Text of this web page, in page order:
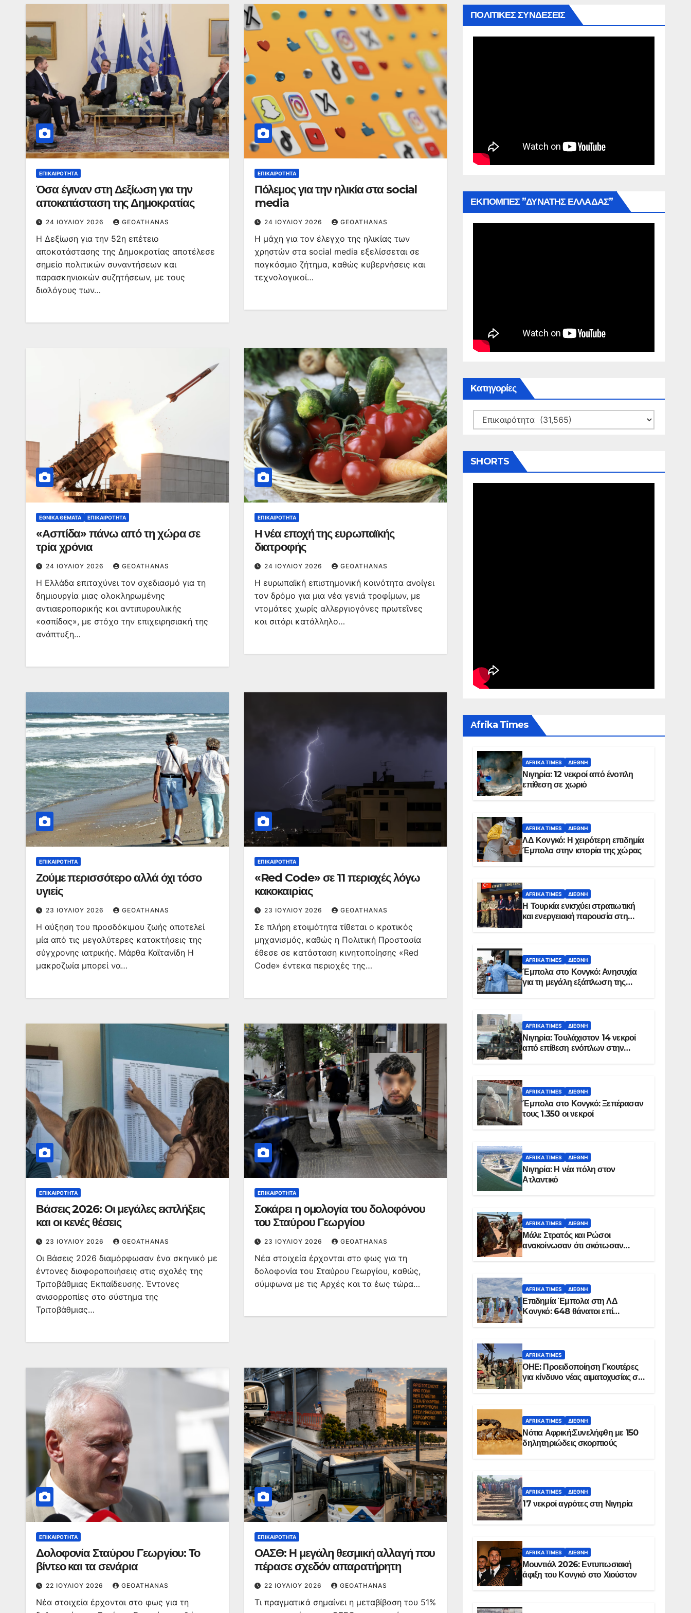
ΕΠΙΚΑΙΡΌΤΗΤΑ
Όσα έγιναν στη Δεξίωση για την
αποκατάσταση της Δημοκρατίας
24 ΙΟΥΛΊΟΥ 2026 GEOATHANAS
Η Δεξίωση για την 52η επέτειο
αποκατάστασης της Δημοκρατίας αποτέλεσε
σημείο πολιτικών συναντήσεων και
παρασκηνιακών συζητήσεων, με τους
διαλόγους των…
ΕΠΙΚΑΙΡΌΤΗΤΑ
Πόλεμος για την ηλικία στα social
media
24 ΙΟΥΛΊΟΥ 2026 GEOATHANAS
Η μάχη για τον έλεγχο της ηλικίας των
χρηστών στα social media εξελίσσεται σε
παγκόσμιο ζήτημα, καθώς κυβερνήσεις και
τεχνολογικοί…
ΕΘΝΙΚΆ ΘΈΜΑΤΑ ΕΠΙΚΑΙΡΌΤΗΤΑ
«Ασπίδα» πάνω από τη χώρα σε
τρία χρόνια
24 ΙΟΥΛΊΟΥ 2026 GEOATHANAS
Η Ελλάδα επιταχύνει τον σχεδιασμό για τη
δημιουργία μιας ολοκληρωμένης
αντιαεροπορικής και αντιπυραυλικής
«ασπίδας», με στόχο την επιχειρησιακή της
ανάπτυξη…
ΕΠΙΚΑΙΡΌΤΗΤΑ
Η νέα εποχή της ευρωπαϊκής
διατροφής
24 ΙΟΥΛΊΟΥ 2026 GEOATHANAS
Η ευρωπαϊκή επιστημονική κοινότητα ανοίγει
τον δρόμο για μια νέα γενιά τροφίμων, με
ντομάτες χωρίς αλλεργιογόνες πρωτεΐνες
και σιτάρι κατάλληλο…
ΕΠΙΚΑΙΡΌΤΗΤΑ
Ζούμε περισσότερο αλλά όχι τόσο
υγιείς
23 ΙΟΥΛΊΟΥ 2026 GEOATHANAS
Η αύξηση του προσδόκιμου ζωής αποτελεί
μία από τις μεγαλύτερες κατακτήσεις της
σύγχρονης ιατρικής. Μάρθα Καϊτανίδη Η
μακροζωία μπορεί να…
ΕΠΙΚΑΙΡΌΤΗΤΑ
«Red Code» σε 11 περιοχές λόγω
κακοκαιρίας
23 ΙΟΥΛΊΟΥ 2026 GEOATHANAS
Σε πλήρη ετοιμότητα τίθεται ο κρατικός
μηχανισμός, καθώς η Πολιτική Προστασία
έθεσε σε κατάσταση κινητοποίησης «Red
Code» έντεκα περιοχές της…
ΕΠΙΚΑΙΡΌΤΗΤΑ
Βάσεις 2026: Οι μεγάλες εκπλήξεις
και οι κενές θέσεις
23 ΙΟΥΛΊΟΥ 2026 GEOATHANAS
Οι Βάσεις 2026 διαμόρφωσαν ένα σκηνικό με
έντονες διαφοροποιήσεις στις σχολές της
Τριτοβάθμιας Εκπαίδευσης. Έντονες
ανισορροπίες στο σύστημα της
Τριτοβάθμιας…
ΕΠΙΚΑΙΡΌΤΗΤΑ
Σοκάρει η ομολογία του δολοφόνου
του Σταύρου Γεωργίου
23 ΙΟΥΛΊΟΥ 2026 GEOATHANAS
Νέα στοιχεία έρχονται στο φως για τη
δολοφονία του Σταύρου Γεωργίου, καθώς,
σύμφωνα με τις Αρχές και τα έως τώρα…
ΕΠΙΚΑΙΡΌΤΗΤΑ
Δολοφονία Σταύρου Γεωργίου: Το
βίντεο και τα σενάρια
22 ΙΟΥΛΊΟΥ 2026 GEOATHANAS
Νέα στοιχεία έρχονται στο φως για τη
ΕΠΙΚΑΙΡΌΤΗΤΑ
ΟΑΣΘ: Η μεγάλη θεσμική αλλαγή που
πέρασε σχεδόν απαρατήρητη
22 ΙΟΥΛΊΟΥ 2026 GEOATHANAS
Τι πραγματικά σημαίνει η μεταβίβαση του 51%
ΠΟΛΙΤΙΚΕΣ ΣΥΝΔΕΣΕΙΣ
ΕΚΠΟΜΠΕΣ ”ΔΥΝΑΤΗΣ ΕΛΛΑΔΑΣ”
Kατηγορίες
Kατηγορίες
SHORTS
Αfrika Times
AFRIKA TIMES ΔΙΕΘΝΉ
Νιγηρία: 12 νεκροί από ένοπλη
επίθεση σε χωριό
AFRIKA TIMES ΔΙΕΘΝΉ
ΛΔ Κονγκό: Η χειρότερη επιδημία
Έμπολα στην ιστορία της χώρας
AFRIKA TIMES ΔΙΕΘΝΉ
Η Τουρκία ενισχύει στρατιωτική
και ενεργειακή παρουσία στη
AFRIKA TIMES ΔΙΕΘΝΉ
Έμπολα στο Κονγκό: Ανησυχία
για τη μεγάλη εξάπλωση της
AFRIKA TIMES ΔΙΕΘΝΉ
Νιγηρία: Τουλάχιστον 14 νεκροί
από επίθεση ενόπλων στην
AFRIKA TIMES ΔΙΕΘΝΉ
Έμπολα στο Κονγκό: Ξεπέρασαν
τους 1.350 οι νεκροί
AFRIKA TIMES ΔΙΕΘΝΉ
Νιγηρία: Η νέα πόλη στον
Ατλαντικό
AFRIKA TIMES ΔΙΕΘΝΉ
Μάλι: Στρατός και Ρώσοι
ανακοίνωσαν ότι σκότωσαν
AFRIKA TIMES ΔΙΕΘΝΉ
Επιδημία Έμπολα στη ΛΔ
Κονγκό: 648 θάνατοι επί
AFRIKA TIMES
ΟΗΕ: Προειδοποίηση Γκουτέρες
για κίνδυνο νέας αιματοχυσίας στο
AFRIKA TIMES ΔΙΕΘΝΉ
Νότια Αφρική:Συνελήφθη με 150
δηλητηριώδεις σκορπιούς
AFRIKA TIMES ΔΙΕΘΝΉ
17 νεκροί αγρότες στη Νιγηρία
AFRIKA TIMES ΔΙΕΘΝΉ
Μουντιάλ 2026: Εντυπωσιακή
άφιξη του Κονγκό στο Χιούστον